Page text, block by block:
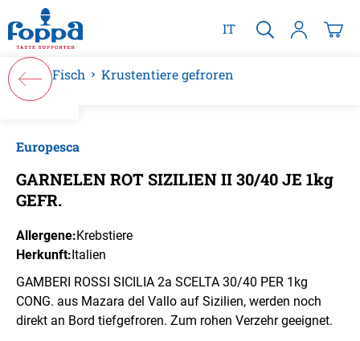
springen
IT
Fisch Krustentiere gefroren
Europesca
GARNELEN ROT SIZILIEN II 30/40 JE 1kg
GEFR.
Allergene:Krebstiere
Herkunft:Italien
GAMBERI ROSSI SICILIA 2a SCELTA 30/40 PER 1kg
CONG. aus Mazara del Vallo auf Sizilien, werden noch
direkt an Bord tiefgefroren. Zum rohen Verzehr geeignet.